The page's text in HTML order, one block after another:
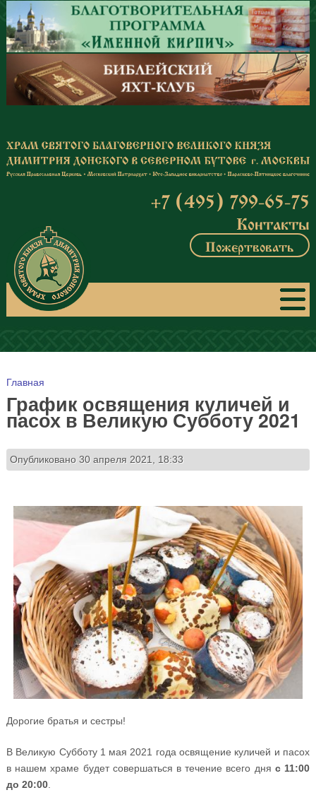
Перейти к основному содержанию
+7 (495) 799-65-75
Контакты
Пожертвовать
Вы здесь
Главная
График освящения куличей и
пасох в Великую Субботу 2021
Опубликовано 30 апреля 2021, 18:33
Дорогие братья и сестры!
В Великую Субботу 1 мая 2021 года освящение куличей и пасох
в нашем храме будет совершаться в течение всего дня с 11:00
до 20:00.